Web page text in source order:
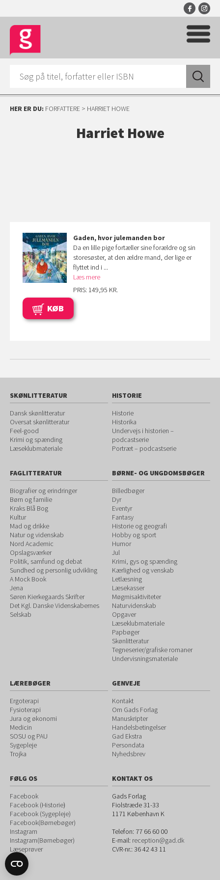
HER ER DU: FORFATTERE > HARRIET HOWE
Harriet Howe
Gaden, hvor julemanden bor
Da en lille pige fortæller sine forældre og sin
storesøster, at den ældre mand, der lige er
flyttet ind i ...
Læs mere
PRIS: 149,95 KR.
KØB
SKØNLITTERATUR
Dansk skønlitteratur
Oversat skønlitteratur
Feel-good
Krimi og spænding
Læseklubmateriale
HISTORIE
Historie
Historika
Undervejs i historien –
podcastserie
Portræt – podcastserie
FAGLITTERATUR
Biografier og erindringer
Børn og familie
Kraks Blå Bog
Kultur
Mad og drikke
Natur og videnskab
Nord Academic
Opslagsværker
Politik, samfund og debat
Sundhed og personlig udvikling
A Mock Book
Jena
Søren Kierkegaards Skrifter
Det Kgl. Danske Videnskabernes
Selskab
BØRNE- OG UNGDOMSBØGER
Billedbøger
Dyr
Eventyr
Fantasy
Historie og geografi
Hobby og sport
Humor
Jul
Krimi, gys og spænding
Kærlighed og venskab
Letlæsning
Læsekasser
Møgmisaktiviteter
Naturvidenskab
Opgaver
Læseklubmateriale
Papbøger
Skønlitteratur
Tegneserier/grafiske romaner
Undervisningsmateriale
LÆREBØGER
Ergoterapi
Fysioterapi
Jura og økonomi
Medicin
SOSU og PAU
Sygepleje
Trojka
GENVEJE
Kontakt
Om Gads Forlag
Manuskripter
Handelsbetingelser
Gad Ekstra
Persondata
Nyhedsbrev
FØLG OS
Facebook
Facebook (Historie)
Facebook (Sygepleje)
Facebook(Børnebøger)
Instagram
Instagram(Børnebøger)
Læseprøver
KONTAKT OS
Gads Forlag
Fiolstræde 31-33
1171 København K
Telefon: 77 66 60 00
E-mail: reception@gad.dk
CVR-nr.: 36 42 43 11